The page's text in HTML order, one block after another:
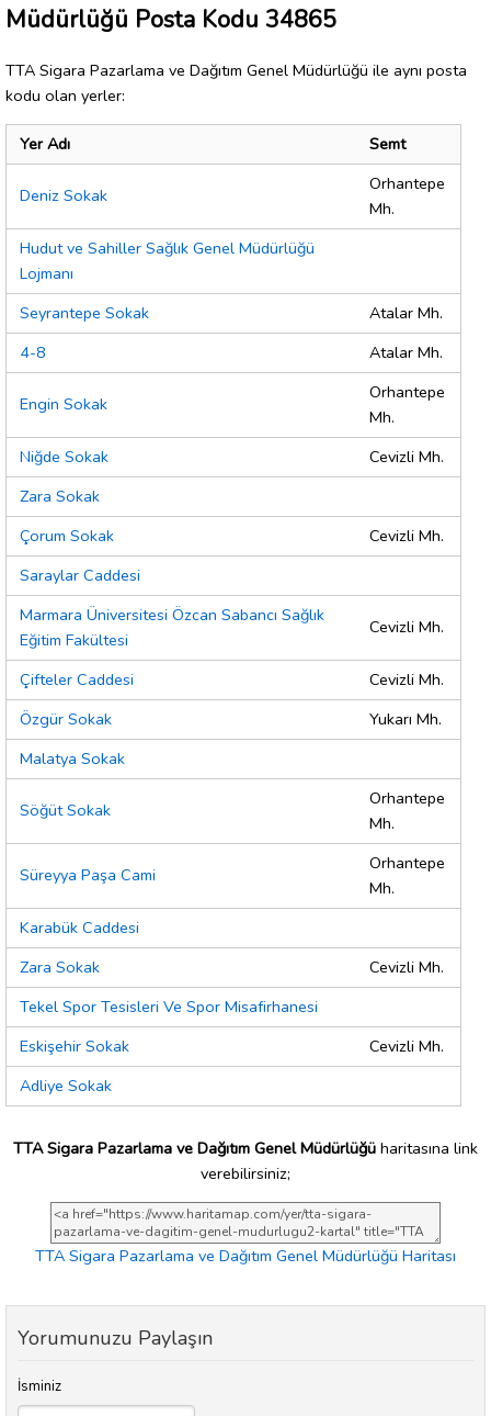
Müdürlüğü Posta Kodu 34865
TTA Sigara Pazarlama ve Dağıtım Genel Müdürlüğü ile aynı posta
kodu olan yerler:
Yer Adı Semt
Deniz Sokak
Orhantepe
Mh.
Hudut ve Sahiller Sağlık Genel Müdürlüğü
Lojmanı
Seyrantepe Sokak
Atalar Mh.
4-8
Atalar Mh.
Engin Sokak
Orhantepe
Mh.
Niğde Sokak
Cevizli Mh.
Zara Sokak
Çorum Sokak
Cevizli Mh.
Saraylar Caddesi
Marmara Üniversitesi Özcan Sabancı Sağlık
Eğitim Fakültesi
Cevizli Mh.
Çifteler Caddesi
Cevizli Mh.
Özgür Sokak
Yukarı Mh.
Malatya Sokak
Söğüt Sokak
Orhantepe
Mh.
Süreyya Paşa Cami
Orhantepe
Mh.
Karabük Caddesi
Zara Sokak
Cevizli Mh.
Tekel Spor Tesisleri Ve Spor Misafirhanesi
Eskişehir Sokak
Cevizli Mh.
Adliye Sokak
TTA Sigara Pazarlama ve Dağıtım Genel Müdürlüğü haritasına link
verebilirsiniz;
TTA Sigara Pazarlama ve Dağıtım Genel Müdürlüğü Haritası
Yorumunuzu Paylaşın
İsminiz